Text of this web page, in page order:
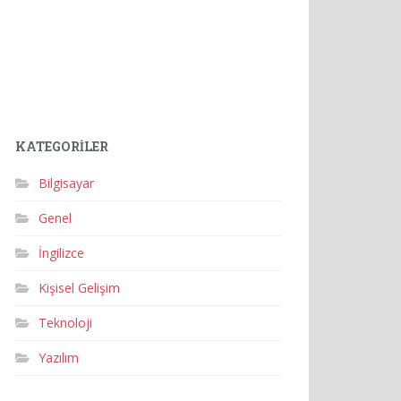
KATEGORILER
Bilgisayar
Genel
İngilizce
Kişisel Gelişim
Teknoloji
Yazılım